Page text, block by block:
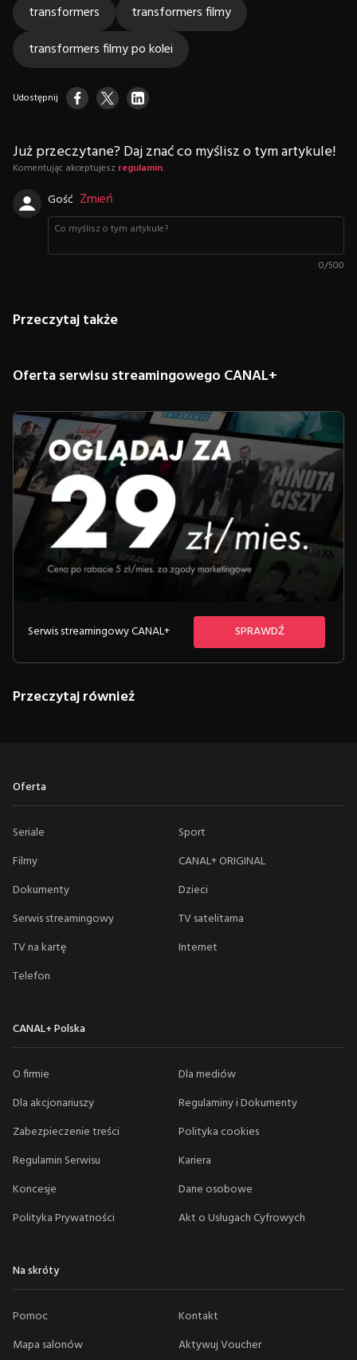
transformers
transformers filmy
transformers filmy po kolei
Udostępnij
Już przeczytane? Daj znać co myślisz o tym artykule!
Komentując akceptujesz regulamin.
Gość Zmień
0/500
Przeczytaj także
Oferta serwisu streamingowego CANAL+
Serwis streamingowy CANAL+ SPRAWDŹ
Przeczytaj również
Oferta
Seriale
Sport
Filmy
CANAL+ ORIGINAL
Dokumenty
Dzieci
Serwis streamingowy
TV satelitarna
TV na kartę
Internet
Telefon
CANAL+ Polska
O firmie
Dla mediów
Dla akcjonariuszy
Regulaminy i Dokumenty
Zabezpieczenie treści
Polityka cookies
Regulamin Serwisu
Kariera
Koncesje
Dane osobowe
Polityka Prywatności
Akt o Usługach Cyfrowych
Na skróty
Pomoc
Kontakt
Mapa salonów
Aktywuj Voucher